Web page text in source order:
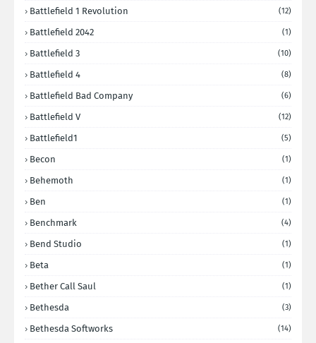
Battlefield 1 Revolution (12)
Battlefield 2042 (1)
Battlefield 3 (10)
Battlefield 4 (8)
Battlefield Bad Company (6)
Battlefield V (12)
Battlefield1 (5)
Becon (1)
Behemoth (1)
Ben (1)
Benchmark (4)
Bend Studio (1)
Beta (1)
Bether Call Saul (1)
Bethesda (3)
Bethesda Softworks (14)